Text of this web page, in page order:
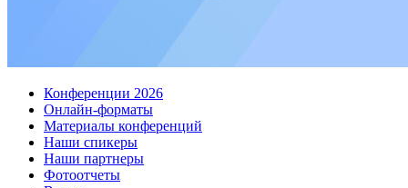
Конференции 2026
Онлайн-форматы
Материалы конференций
Наши спикеры
Наши партнеры
Фотоотчеты